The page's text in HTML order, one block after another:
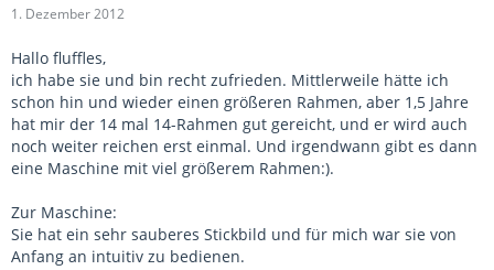
1. Dezember 2012
Hallo fluffles,
ich habe sie und bin recht zufrieden. Mittlerweile hätte ich
schon hin und wieder einen größeren Rahmen, aber 1,5 Jahre
hat mir der 14 mal 14-Rahmen gut gereicht, und er wird auch
noch weiter reichen erst einmal. Und irgendwann gibt es dann
eine Maschine mit viel größerem Rahmen:).
Zur Maschine:
Sie hat ein sehr sauberes Stickbild und für mich war sie von
Anfang an intuitiv zu bedienen.